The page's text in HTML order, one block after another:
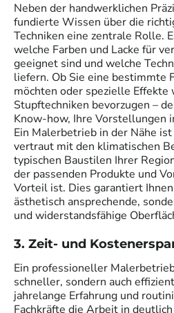
Neben der handwerklichen
fundierte Wissen über die
Techniken eine zentrale Rolle.
welche Farben und Lacke für
geeignet sind und welche
liefern. Ob Sie eine bestimmte
möchten oder spezielle Effekte
Stupftechniken bevorzugen –
Know-how, Ihre Vorstellungen
Ein Malerbetrieb in der Nähe
vertraut mit den klimatischen
typischen Baustilen Ihrer
der passenden Produkte und
Vorteil ist. Dies garantiert
ästhetisch ansprechende,
und widerstandsfähige
3. Zeit- und
Ein professioneller
schneller, sondern auch
jahrelange Erfahrung und
Fachkräfte die Arbeit in